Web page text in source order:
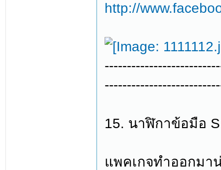
http://
15. นาฬิกาข้อมือ
แพคเกจทำออกม